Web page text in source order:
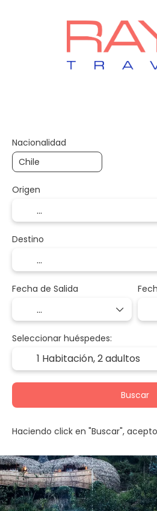
Nacionalidad
Origen
Destino
Fecha de Salida
Seleccionar huéspedes:
1 Habitación,2 adultos
Buscar
Haciendo click en "Buscar",